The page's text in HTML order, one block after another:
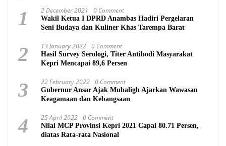
1 2 December 2021 0 Comment
Wakil Ketua I DPRD Anambas Hadiri Pergelaran
Seni Budaya dan Kuliner Khas Tarempa Barat
2 13 January 2022 0 Comment
Hasil Survey Serologi, Titer Antibodi Masyarakat
Kepri Mencapai 89,6 Persen
3 22 February 2022 0 Comment
Gubernur Ansar Ajak Mubaligh Ajarkan Wawasan
Keagamaan dan Kebangsaan
4 25 April 2022 0 Comment
Nilai MCP Provinsi Kepri 2021 Capai 80.71 Persen,
diatas Rata-rata Nasional